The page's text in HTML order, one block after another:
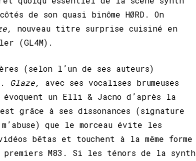
de son quasi binôme HØRD. On
nouveau titre surprise cuisiné en
(GL4M).
(selon l’un de ses auteurs)
Glaze, avec ses vocalises brumeuses
un Elli & Jacno d’après la
grâce à ses dissonances (signature
que le morceau évite les
bêtas et touchent à la même forme
premiers M83. Si les ténors de la synth